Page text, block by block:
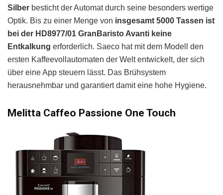
Silber besticht der Automat durch seine besonders wertige
Optik. Bis zu einer Menge von insgesamt 5000 Tassen ist
bei der HD8977/01 GranBaristo Avanti keine
Entkalkung erforderlich. Saeco hat mit dem Modell den
ersten Kaffeevollautomaten der Welt entwickelt, der sich
über eine App steuern lässt. Das Brühsystem
herausnehmbar und garantiert damit eine hohe Hygiene.
Melitta Caffeo Passione One Touch